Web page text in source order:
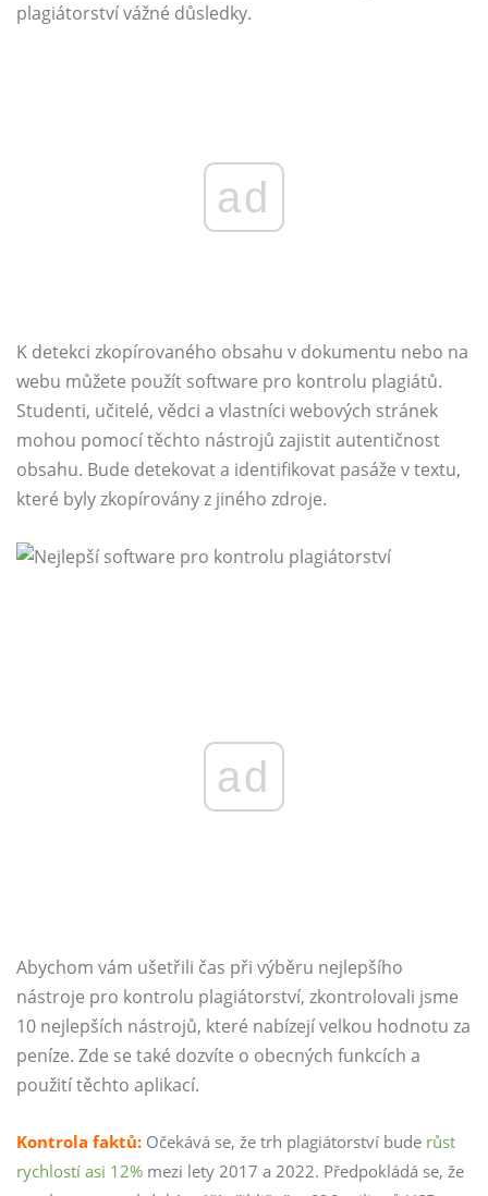
plagiátorství vážné důsledky.
ad
K detekci zkopírovaného obsahu v dokumentu nebo na
webu můžete použít software pro kontrolu plagiátů.
Studenti, učitelé, vědci a vlastníci webových stránek
mohou pomocí těchto nástrojů zajistit autentičnost
obsahu. Bude detekovat a identifikovat pasáže v textu,
které byly zkopírovány z jiného zdroje.
ad
Abychom vám ušetřili čas při výběru nejlepšího
nástroje pro kontrolu plagiátorství, zkontrolovali jsme
10 nejlepších nástrojů, které nabízejí velkou hodnotu za
peníze. Zde se také dozvíte o obecných funkcích a
použití těchto aplikací.
Kontrola faktů: Očekává se, že trh plagiátorství bude růst
rychlostí asi 12% mezi lety 2017 a 2022. Předpokládá se, že